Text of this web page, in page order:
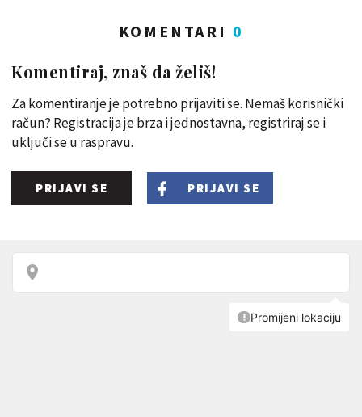
KOMENTARI 0
Komentiraj, znaš da želiš!
Za komentiranje je potrebno prijaviti se. Nemaš korisnički
račun? Registracija je brza i jednostavna, registriraj se i
uključi se u raspravu.
PRIJAVI SE PRIJAVI SE